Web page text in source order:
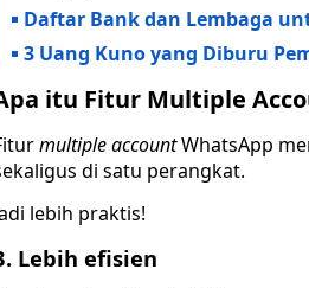
Daftar Bank dan Lembaga
3 Uang Kuno yang Diburu
itu Fitur Multiple
multiple accountWhatsApp
di satu perangkat.
lebih praktis!
Lebih efisien